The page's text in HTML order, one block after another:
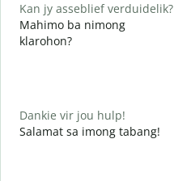
Kan jy asseblief verduidelik?
Mahimo ba nimong
klarohon?
Dankie vir jou hulp!
Salamat sa imong tabang!